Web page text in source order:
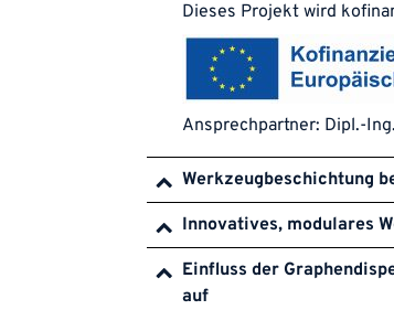
Dieses Projekt wird
Ansprechpartner: Dipl.-
Werkzeugbeschichtung
Innovatives, modulares
Einfluss der
auf